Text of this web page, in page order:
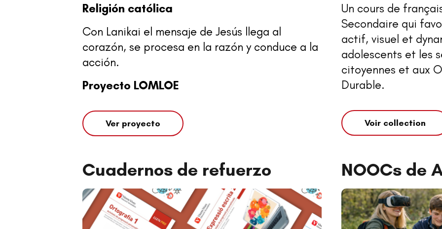
Religión católica
Con Lanikai el mensaje de Jesús llega al
corazón, se procesa en la razón y conduce a la
acción.
Proyecto LOMLOE
Ver proyecto
Un cours de
Secondaire qui
actif, visuel et
adolescents et les
citoyennes et aux
Durable.
Voir collection
Cuadernos de refuerzo NOOCs de